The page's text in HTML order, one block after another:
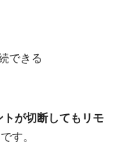
できる
トが切断してもリモ
す。